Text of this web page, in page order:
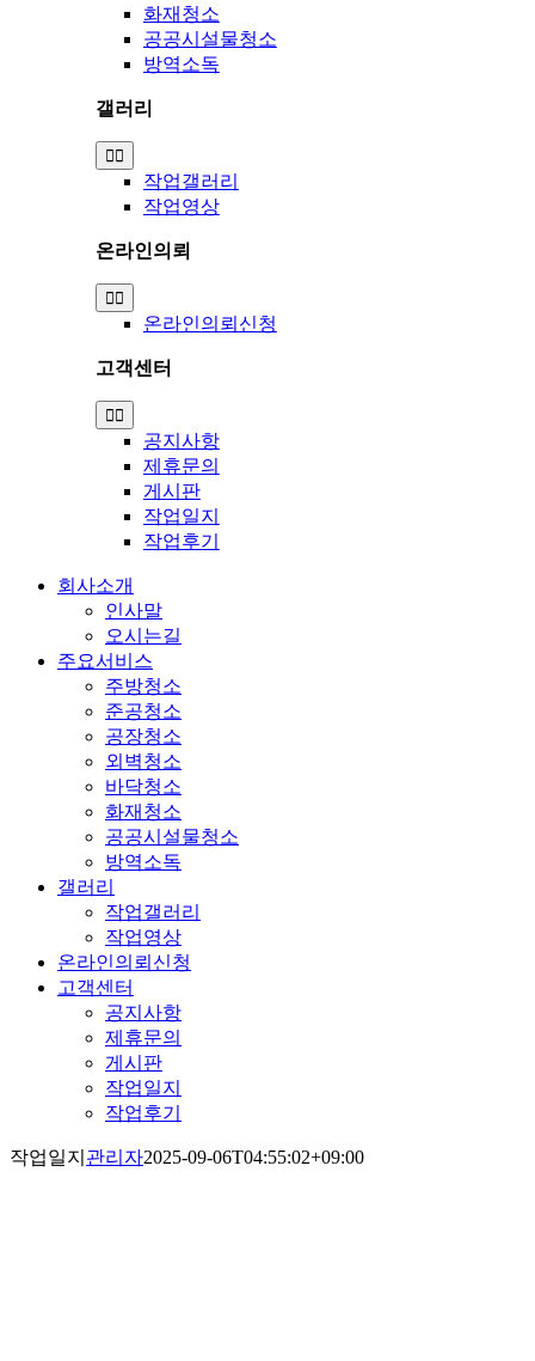
화재청소
공공시설물청소
방역소독
갤러리
Toggle
Navigation
작업갤러리
작업영상
온라인의뢰
Toggle
Navigation
온라인의뢰신청
고객센터
Toggle
Navigation
공지사항
제휴문의
게시판
작업일지
작업후기
회사소개
인사말
오시는길
주요서비스
주방청소
준공청소
공장청소
외벽청소
바닥청소
화재청소
공공시설물청소
방역소독
갤러리
작업갤러리
작업영상
온라인의뢰신청
고객센터
공지사항
제휴문의
게시판
작업일지
작업후기
작업일지 관리자2025-09-06T04:55:02+09:00